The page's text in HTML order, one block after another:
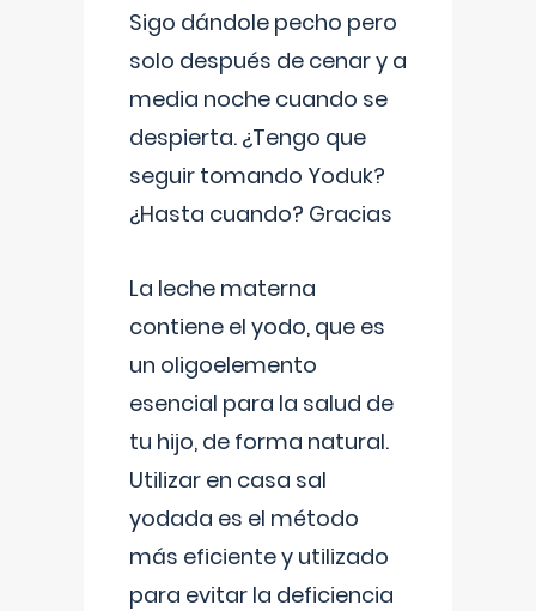
Sigo dándole pecho pero
solo después de cenar y a
media noche cuando se
despierta. ¿Tengo que
seguir tomando Yoduk?
¿Hasta cuando? Gracias
La leche materna
contiene el yodo, que es
un oligoelemento
esencial para la salud de
tu hijo, de forma natural.
Utilizar en casa sal
yodada es el método
más eficiente y utilizado
para evitar la deficiencia